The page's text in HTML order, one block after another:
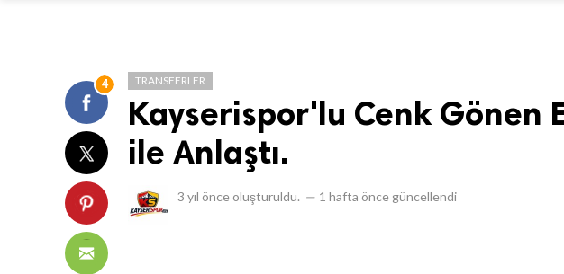
4 TRANSFERLER
Kayserispor'lu Cenk Gönen
ile Anlaştı.
3 yıl önce oluşturuldu. — 1 hafta önce güncellendi